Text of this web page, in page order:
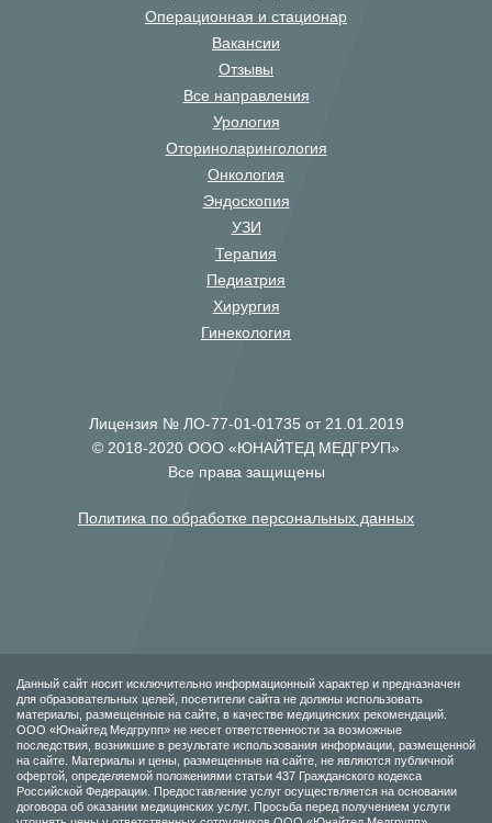
Операционная и стационар
Вакансии
Отзывы
Все направления
Урология
Оториноларингология
Онкология
Эндоскопия
УЗИ
Терапия
Педиатрия
Хирургия
Гинекология
Лицензия № ЛО-77-01-01735 от 21.01.2019
© 2018-2020 ООО «ЮНАЙТЕД МЕДГРУП»
Все права защищены
Политика по обработке персональных данных
Данный сайт носит исключительно информационный характер и предназначен
для образовательных целей, посетители сайта не должны использовать
материалы, размещенные на сайте, в качестве медицинских рекомендаций.
ООО «Юнайтед Медгрупп» не несет ответственности за возможные
последствия, возникшие в результате использования информации, размещенной
на сайте. Материалы и цены, размещенные на сайте, не являются публичной
офертой, определяемой положениями статьи 437 Гражданского кодекса
Российской Федерации. Предоставление услуг осуществляется на основании
договора об оказании медицинских услуг. Просьба перед получением услуги